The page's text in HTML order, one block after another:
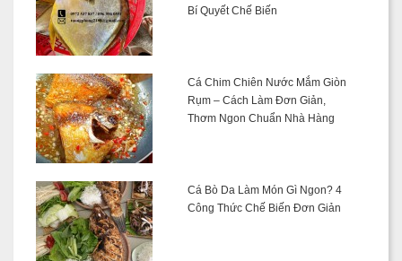
Bí Quyết Chế Biến
Cá Chim Chiên Nước Mắm Giòn
Rụm – Cách Làm Đơn Giản,
Thơm Ngon Chuẩn Nhà Hàng
Cá Bò Da Làm Món Gì Ngon? 4
Công Thức Chế Biến Đơn Giản